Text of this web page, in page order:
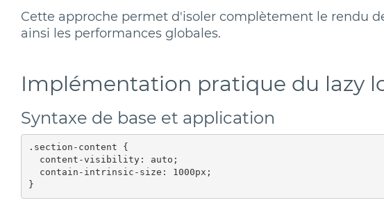
Cette approche permet d'isoler complètement le rendu
ainsi les performances globales.
Implémentation pratique du lazy
Syntaxe de base et application
.section-content {
  content-visibility: auto;
  contain-intrinsic-size: 1000px;